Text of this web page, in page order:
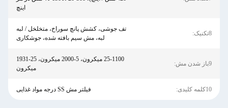
اینچ
8تکنیک:
تف جوشی، کشش پانچ سوراخ، متخلخل / لبه
لبه، مش سیم بافته شده، جوشکاری
9باز شدن مش:
25-1100 میکرون، 5-2000 میکرون، 25-1931
میکرون
10کلمه کلیدی: فیلتر مش SS درجه مواد غذایی